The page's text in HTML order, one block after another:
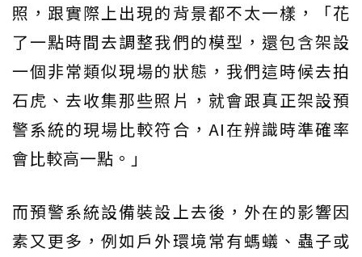
照，跟實際上出現的背景都不太一樣，「花
了一點時間去調整我們的模型，還包含架設
一個非常類似現場的狀態，我們這時候去拍
石虎、去收集那些照片，就會跟真正架設預
警系統的現場比較符合，AI在辨識時準確率
會比較高一點。」
而預警系統設備裝設上去後，外在的影響因
素又更多，例如戶外環境常有螞蟻、蟲子或